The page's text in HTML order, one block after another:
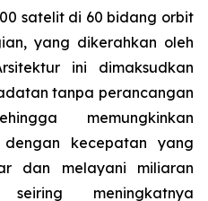
satelit di 60 bidang orbit
yang dikerahkan oleh
ini dimaksudkan
tanpa perancangan
memungkinkan
dengan kecepatan yang
dan melayani miliaran
meningkatnya